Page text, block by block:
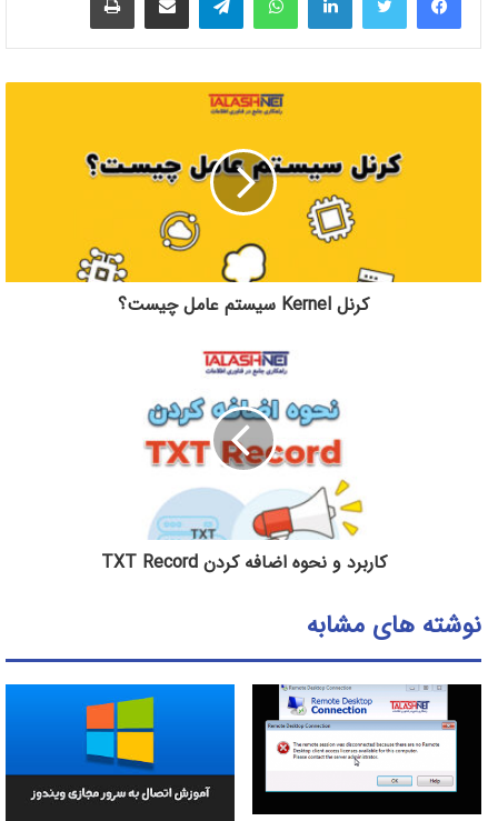
کرنل Kernel سیستم عامل چیست؟
کاربرد و نحوه اضافه کردن TXT Record
نوشته های مشابه